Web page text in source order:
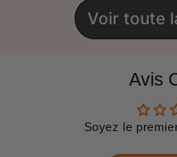
Voir toute
Avis
Soyez le